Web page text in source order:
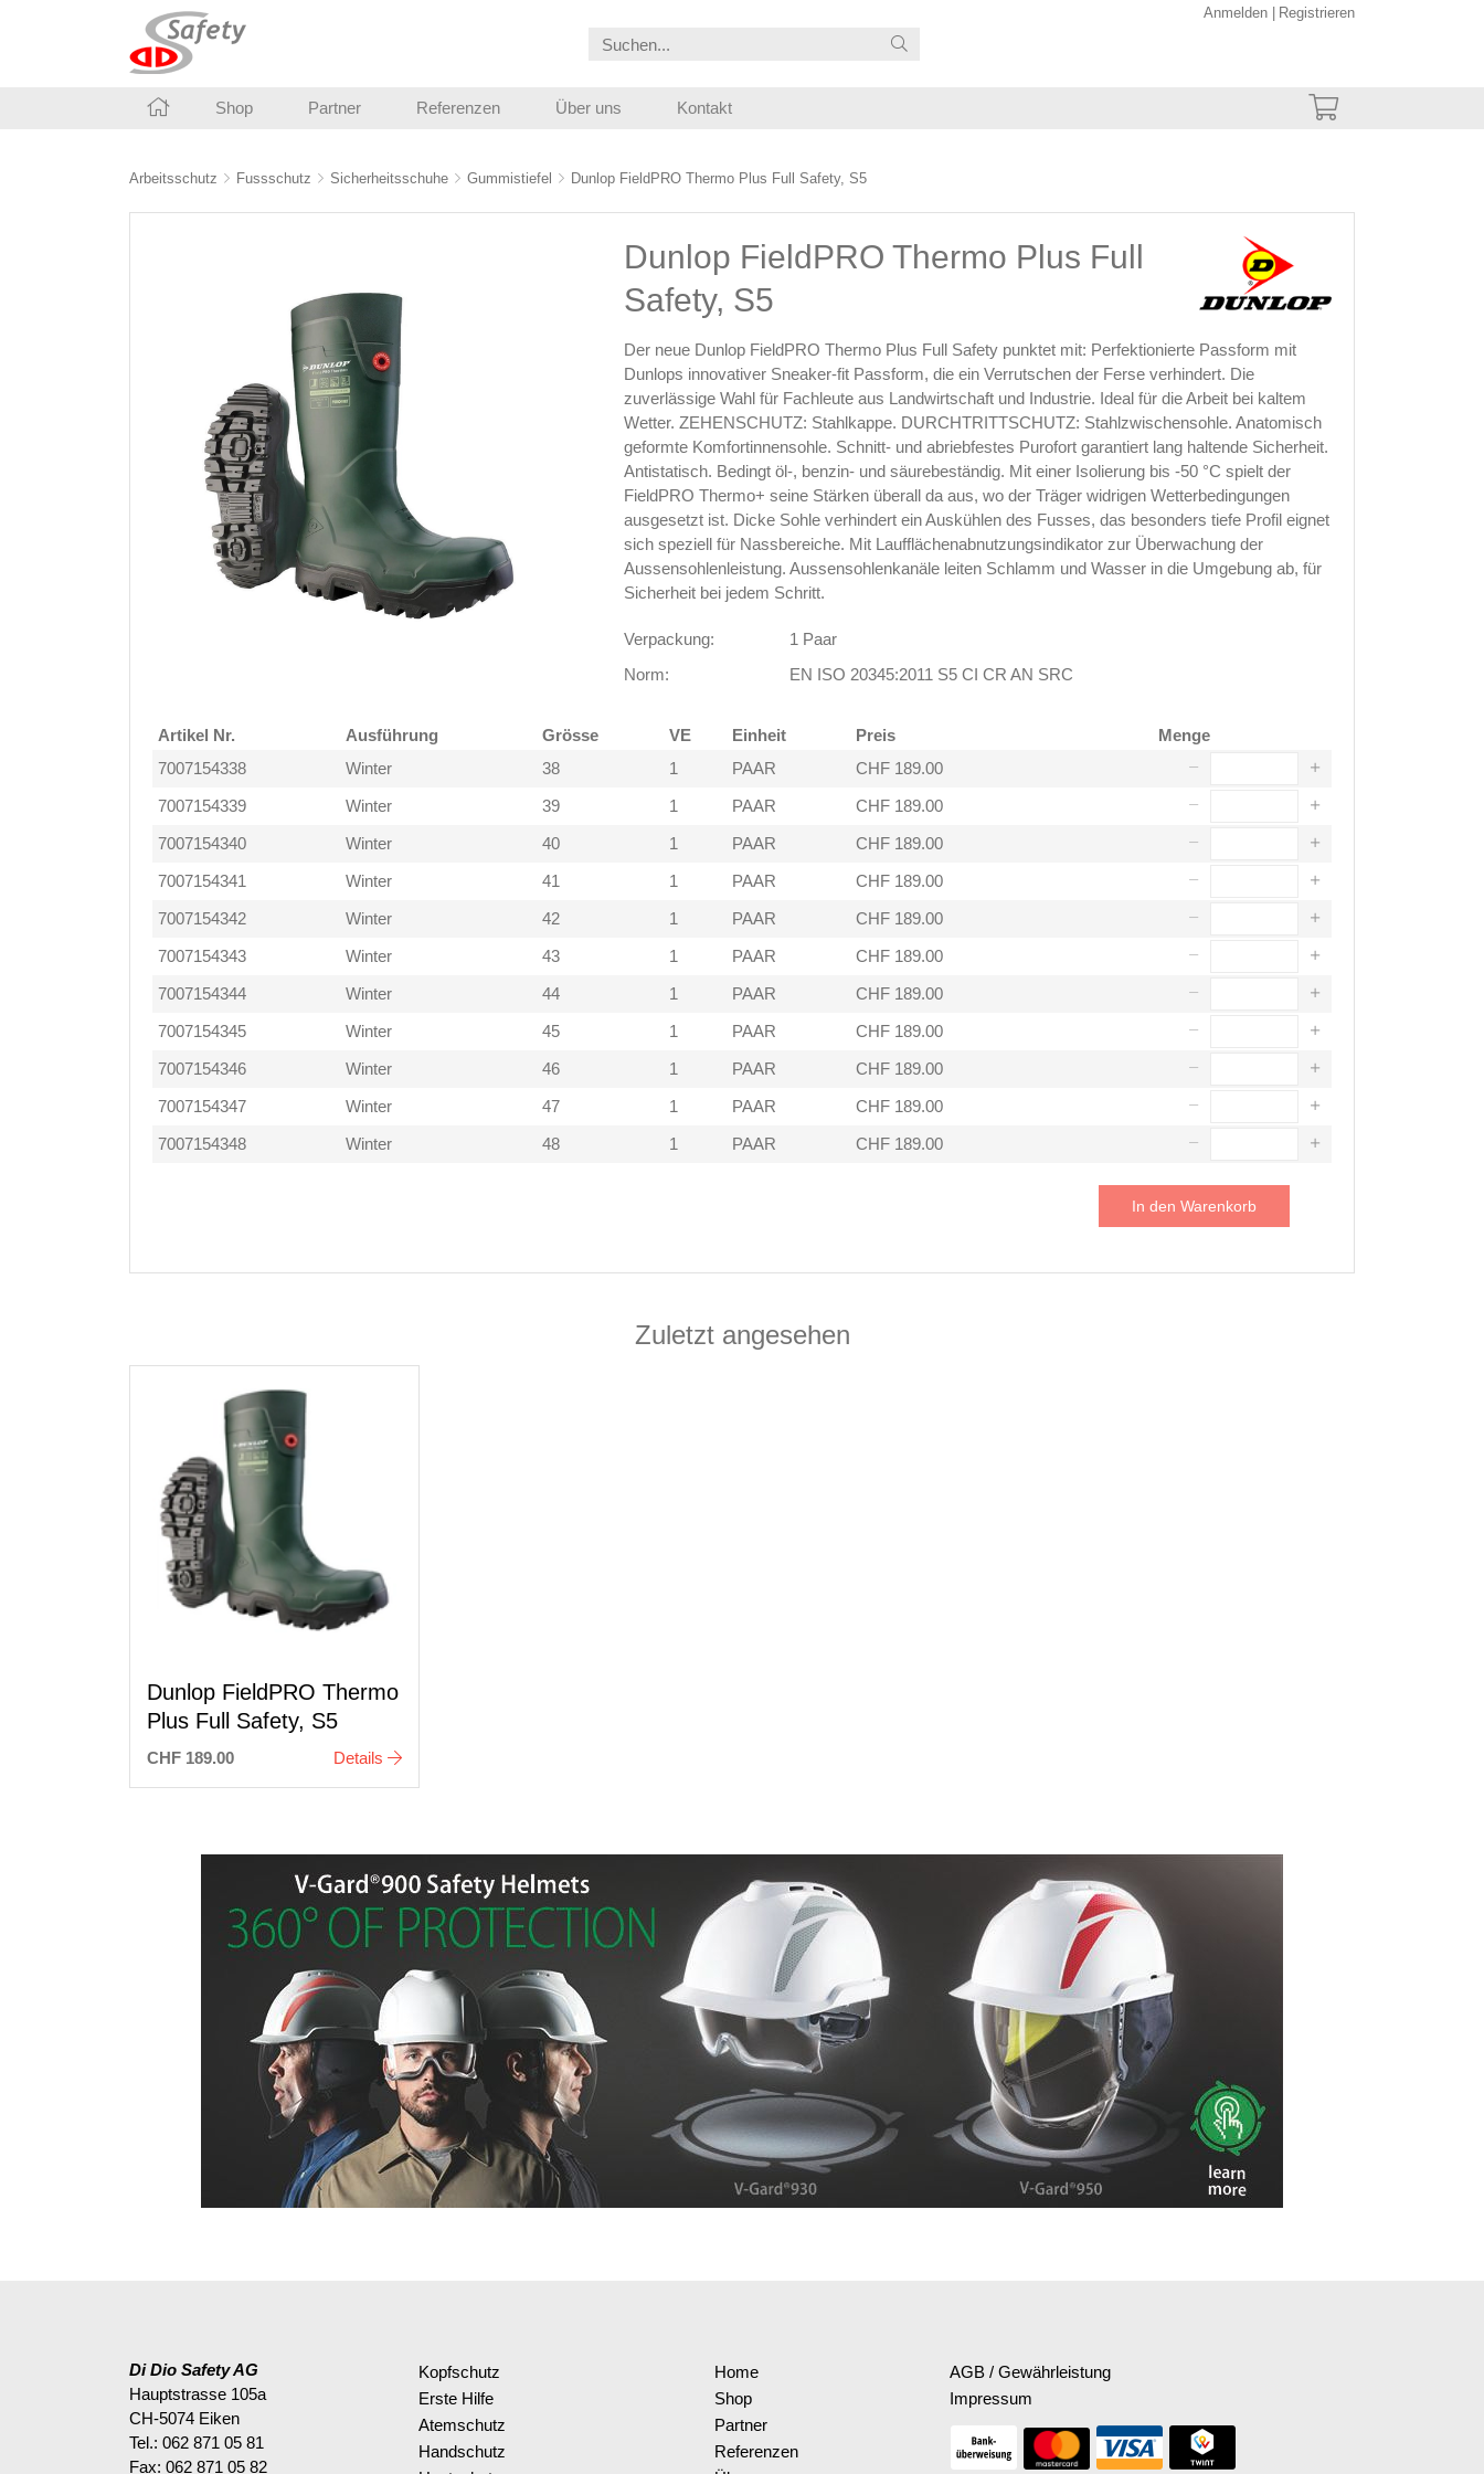
Anmelden Registrieren
Shop Partner Referenzen Über uns Kontakt
Arbeitsschutz Fussschutz Sicherheitsschuhe Gummistiefel Dunlop FieldPRO Thermo Plus Full Safety, S5
Dunlop FieldPRO Thermo Plus Full
Safety, S5
Der neue Dunlop FieldPRO Thermo Plus Full Safety punktet mit: Perfektionierte Passform mit
Dunlops innovativer Sneaker-fit Passform, die ein Verrutschen der Ferse verhindert. Die
zuverlässige Wahl für Fachleute aus Landwirtschaft und Industrie. Ideal für die Arbeit bei kaltem
Wetter. ZEHENSCHUTZ: Stahlkappe. DURCHTRITTSCHUTZ: Stahlzwischensohle. Anatomisch
geformte Komfortinnensohle. Schnitt- und abriebfestes Purofort garantiert lang haltende Sicherheit.
Antistatisch. Bedingt öl-, benzin- und säurebeständig. Mit einer Isolierung bis -50 °C spielt der
FieldPRO Thermo+ seine Stärken überall da aus, wo der Träger widrigen Wetterbedingungen
ausgesetzt ist. Dicke Sohle verhindert ein Auskühlen des Fusses, das besonders tiefe Profil eignet
sich speziell für Nassbereiche. Mit Laufflächenabnutzungsindikator zur Überwachung der
Aussensohlenleistung. Aussensohlenkanäle leiten Schlamm und Wasser in die Umgebung ab, für
Sicherheit bei jedem Schritt.
Verpackung:
1 Paar
Norm:
EN ISO 20345:2011 S5 CI CR AN SRC
Artikel Nr. Ausführung Grösse VE Einheit Preis
Menge
7007154338
Winter 38 1 PAAR
CHF 189.00
7007154339
Winter 39 1 PAAR
CHF 189.00
7007154340
Winter 40 1 PAAR
CHF 189.00
7007154341
Winter 41 1 PAAR
CHF 189.00
7007154342
Winter 42 1 PAAR
CHF 189.00
7007154343
Winter 43 1 PAAR
CHF 189.00
7007154344
Winter 44 1 PAAR
CHF 189.00
7007154345
Winter 45 1 PAAR
CHF 189.00
7007154346
Winter 46 1 PAAR
CHF 189.00
7007154347
Winter 47 1 PAAR
CHF 189.00
7007154348
Winter 48 1 PAAR CHF 189.00
In den Warenkorb
Zuletzt angesehen
Dunlop FieldPRO Thermo
Plus Full Safety, S5
CHF 189.00 Details
Di Dio Safety AG
Hauptstrasse 105a
CH-5074 Eiken
Tel.: 062 871 05 81
Fax: 062 871 05 82
Kopfschutz
Erste Hilfe
Atemschutz
Handschutz
Home
Shop
Partner
Referenzen
AGB / Gewährleistung
Impressum